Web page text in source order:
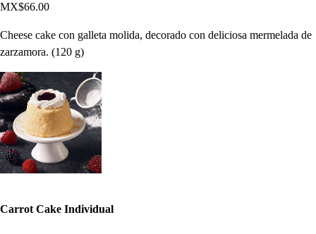
MX$66.00
Cheese cake con galleta molida, decorado con deliciosa mermelada de
zarzamora. (120 g)
Carrot Cake Individual